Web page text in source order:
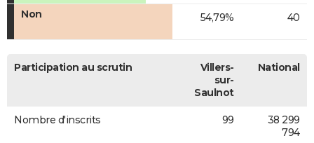
Non 54,79% 40
Participation au scrutin
Villers-
sur-
Saulnot
National
Nombre d'inscrits 99
38 299
794